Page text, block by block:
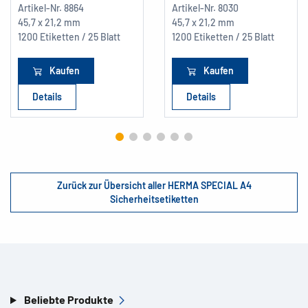
Artikel-Nr. 8864
45,7 x 21,2 mm
1200 Etiketten / 25 Blatt
Kaufen
Details
Artikel-Nr. 8030
45,7 x 21,2 mm
1200 Etiketten / 25 Blatt
Kaufen
Details
Zurück zur Übersicht aller HERMA SPECIAL A4
Sicherheitsetiketten
Beliebte Produkte